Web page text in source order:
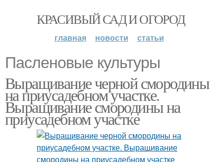
КРАСИВЫЙ САД И ОГОРОД
главная новости статьи
Пасленовые культуры
Выращивание черной смородины
на приусадебном участке.
Выращивание смородины на
приусадебном участке